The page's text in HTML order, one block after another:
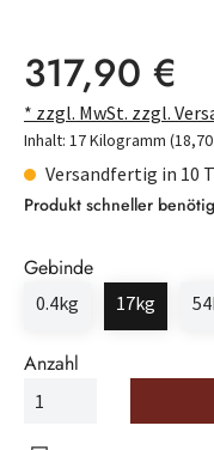
Regulärer Preis:
317,90 €
* zzgl. MwSt. zzgl.
Inhalt: 17 Kilogramm
Versandfertig in 10
Produkt schneller
Gebinde
0.4kg 17kg
Anzahl